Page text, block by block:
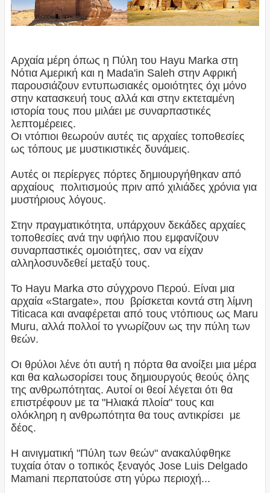
Αρχαία μέρη όπως η Πύλη του Hayu Marka στη
Νότια Αμερική και η Mada'in Saleh στην Αφρική
παρουσιάζουν εντυπωσιακές ομοιότητες όχι μόνο
στην κατασκευή τους αλλά και στην εκτεταμένη
ιστορία τους που μιλάει με συναρπαστικές
λεπτομέρειες.
Οι ντόπιοι θεωρούν αυτές τις αρχαίες τοποθεσίες
ως τόπους με μυστικιστικές δυνάμεις.
Αυτές οι περίεργες πόρτες δημιουργήθηκαν από
αρχαίους πολιτισμούς πριν από χιλιάδες χρόνια για
μυστήριους λόγους.
Στην πραγματικότητα, υπάρχουν δεκάδες αρχαίες
τοποθεσίες ανά την υφήλιο που εμφανίζουν
συναρπαστικές ομοιότητες, σαν να είχαν
αλληλοσυνδεθεί μεταξύ τους.
Το Hayu Marka στο σύγχρονο Περού. Είναι μια
αρχαία «Stargate», που βρίσκεται κοντά στη λίμνη
Titicaca και αναφέρεται από τους ντόπιους ως Maru
Muru, αλλά πολλοί το γνωρίζουν ως την πύλη των
θεών.
Οι θρύλοι λένε ότι αυτή η πόρτα θα ανοίξει μια μέρα
και θα καλωσορίσει τους δημιουργούς θεούς όλης
της ανθρωπότητας. Αυτοί οι θεοί λέγεται ότι θα
επιστρέφουν με τα "Ηλιακά πλοία" τους και
ολόκληρη η ανθρωπότητα θα τους αντικρίσει με
δέος.
Η αινιγματική "Πύλη των θεών" ανακαλύφθηκε
τυχαία όταν ο τοπικός ξεναγός Jose Luis Delgado
Mamani περπατούσε στη γύρω περιοχή...